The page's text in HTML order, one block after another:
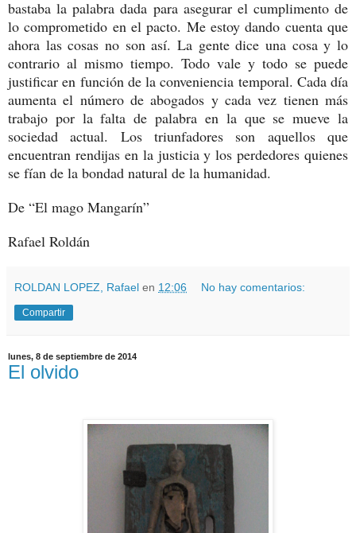
bastaba la palabra dada para asegurar el cumplimento de
lo comprometido en el pacto. Me estoy dando cuenta que
ahora las cosas no son así. La gente dice una cosa y lo
contrario al mismo tiempo. Todo vale y todo se puede
justificar en función de la conveniencia temporal. Cada día
aumenta el número de abogados y cada vez tienen más
trabajo por la falta de palabra en la que se mueve la
sociedad actual. Los triunfadores son aquellos que
encuentran rendijas en la justicia y los perdedores quienes
se fían de la bondad natural de la humanidad.
De “El mago Mangarín”
Rafael Roldán
ROLDAN LOPEZ, Rafael en 12:06 No hay comentarios:
Compartir
lunes, 8 de septiembre de 2014
El olvido